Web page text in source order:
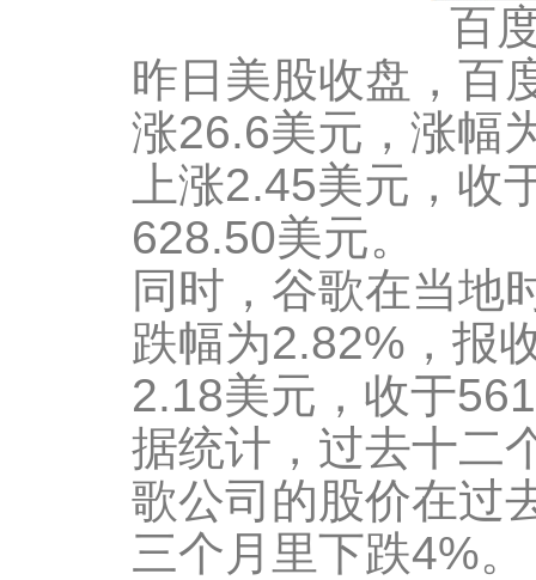
百
昨日美股收盘，百
涨26.6美元，涨幅
上涨2.45美元，
628.50美元。
同时，谷歌在当地
跌幅为2.82%，报
2.18美元，收于
据统计，过去十二
歌公司的股价在过
三个月里下跌4%。